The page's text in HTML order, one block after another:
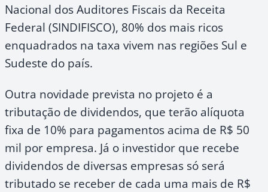
Nacional dos Auditores Fiscais da Receita
Federal (SINDIFISCO), 80% dos mais ricos
enquadrados na taxa vivem nas regiões Sul e
Sudeste do país.
Outra novidade prevista no projeto é a
tributação de dividendos, que terão alíquota
fixa de 10% para pagamentos acima de R$ 50
mil por empresa. Já o investidor que recebe
dividendos de diversas empresas só será
tributado se receber de cada uma mais de R$